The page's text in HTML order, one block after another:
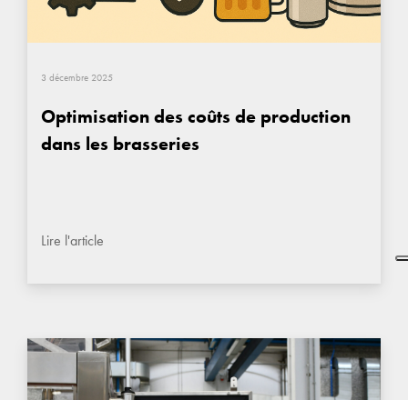
3 décembre 2025
Optimisation des coûts de production
dans les brasseries
Lire l'article